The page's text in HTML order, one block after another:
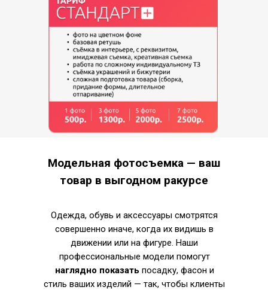
Модельная фотосъемка — ваш
товар в выгодном ракурсе
Одежда, обувь и аксессуары смотрятся
совершенно иначе, когда их видишь в
движении или на фигуре. Наши
профессиональные модели помогут
наглядно показать посадку, фасон и
стиль ваших изделий — так, чтобы клиенты